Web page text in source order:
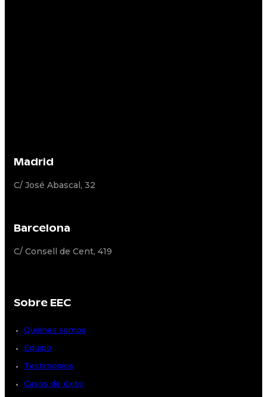
Madrid
C/ José Abascal, 32
Barcelona
C/ Consell de Cent, 419
Sobre EEC
Quiénes somos
Equipo
Testimonios
Casos de éxito